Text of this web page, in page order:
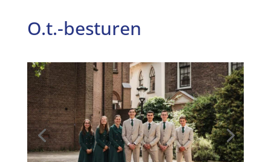
O.t.-besturen